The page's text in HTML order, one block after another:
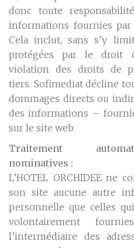
donc toute
informations fournies
Cela inclut, sans s’y
protégées par le droit
violation des droits de
tiers. Sofimediat décline
dommages directs ou
des informations –
sur le site web
Traitement
nominatives :
L’HOTEL ORCHIDEE ne
son site aucune autre
personnelle que celles
volontairement
l’intermédiaire des